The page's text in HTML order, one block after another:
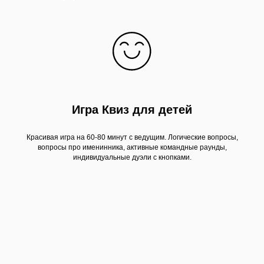
Игра Квиз для детей
Красивая игра на 60-80 минут с ведущим. Логические вопросы,
вопросы про именинника, активные командные раунды,
индивидуальные дуэли с кнопками.